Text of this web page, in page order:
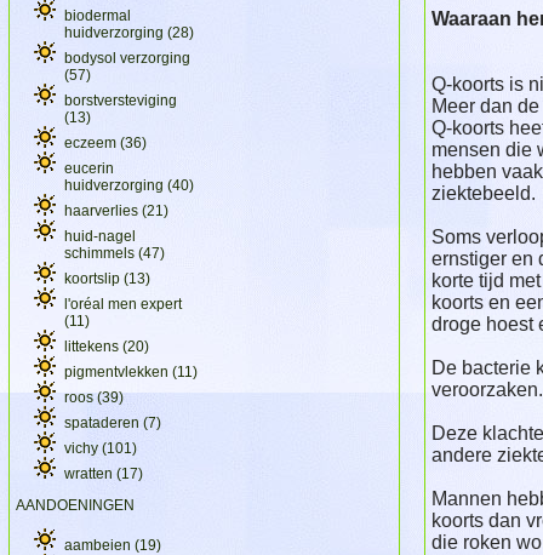
biodermal
huidverzorging (28)
bodysol verzorging
(57)
borstversteviging
(13)
eczeem (36)
eucerin
huidverzorging (40)
haarverlies (21)
huid-nagel
schimmels (47)
koortslip (13)
l'oréal men expert
(11)
littekens (20)
pigmentvlekken (11)
roos(39)
spataderen (7)
vichy (101)
wratten (17)
AANDOENINGEN
aambeien (19)
Waaraan
Q-koorts is
Meer dan
Q-koorts
mensen die
hebben
ziektebeeld.
Soms
ernstiger en
korte tijd
koorts en
droge hoest
De bacterie
veroorzaken.
Deze
andere
Mannen
koorts dan
die roken